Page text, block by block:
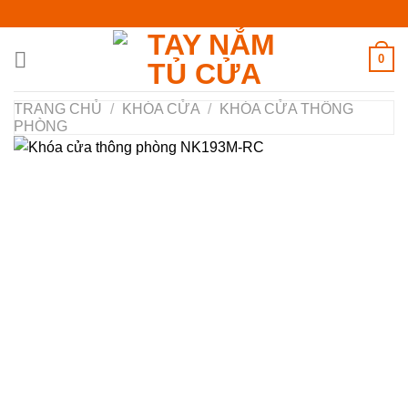
nội
0
TRANG CHỦ / KHÓA CỬA /
KHÓA CỬA THÔNG
PHÒNG